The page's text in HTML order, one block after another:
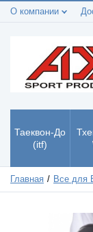
О компании
Таеквон-До
(itf)
Главная Все для